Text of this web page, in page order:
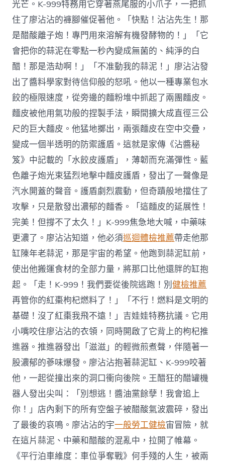
光芒。K-999特務用它穿著燕尾服的小爪子，一把抓
住了廖沾沾的褲腳催促著他。「快點！沾沾先生！那
是醋酸離子炮！專門用來溶解有機發酵物的！」「它
會把你的蒜泥在零點一秒內變成無菌的、純淨的白
醋！那是浩劫啊！」「不准動我的蒜泥！」廖沾沾發
出了醬料學家對待信仰般的怒吼。他以一種專業包水
餃的極限速度，從旁邊的麵粉堆中抓起了兩團麵皮。
麵皮被他用氣功般的捏製手法，瞬間擴大成直徑三公
尺的巨大麵皮。他猛地擲出，兩張麵皮在空中交疊，
變成一個半透明的防禦護盾。這就是家傳《沾醬秘
笈》中記載的「水餃皮護盾」，薄韌而充滿彈性。藍
色離子炮光束猛烈地擊中麵皮護盾，發出了一聲像是
汽水開蓋的聲音。護盾劇烈震動，但奇蹟般地擋住了
攻擊，只是散發出濃郁的麵香。「這麵皮的延展性！
完美！但撐不了太久！」K-999焦急地大喊，中藥味
更濃了。廖沾沾知道，他必須巡迴體檢推薦帶走他那
缸陳年老蒜泥，那是宇宙的希望。他跑到蒜泥缸前，
使出他搬運食材的全部力量，將那口比他還胖的缸抱
起。「走！K-999！我們要從後院逃跑！別健檢推薦
再管你的紅棗枸杞燃料了！」「不行！燃料是文明的
基礎！沒了紅棗我飛不遠！」吉娃娃特務抗議。它用
小嘴咬住廖沾沾的衣領，同時開啟了它背上的枸杞推
進器。推進器發出「滋滋」的輕微煎煮聲，伴隨著一
股濃郁的蔘味爆發。廖沾沾抱著蒜泥缸、K-999咬著
他，一起從撞出來的洞口衝向後院。王醋狂的醋罐機
器人發出尖叫：「別想逃！醬油黨餘孽！我會追上
你！」店內剩下的所有空盤子被醋酸氣波震碎，發出
了最後的哀鳴。廖沾沾的宇一般勞工健檢宙冒險，就
在這片蒜泥、中藥和醋酸的混亂中，拉開了帷幕。
《平行泊車維度：車位爭奪戰》何手殘的人生，被兩